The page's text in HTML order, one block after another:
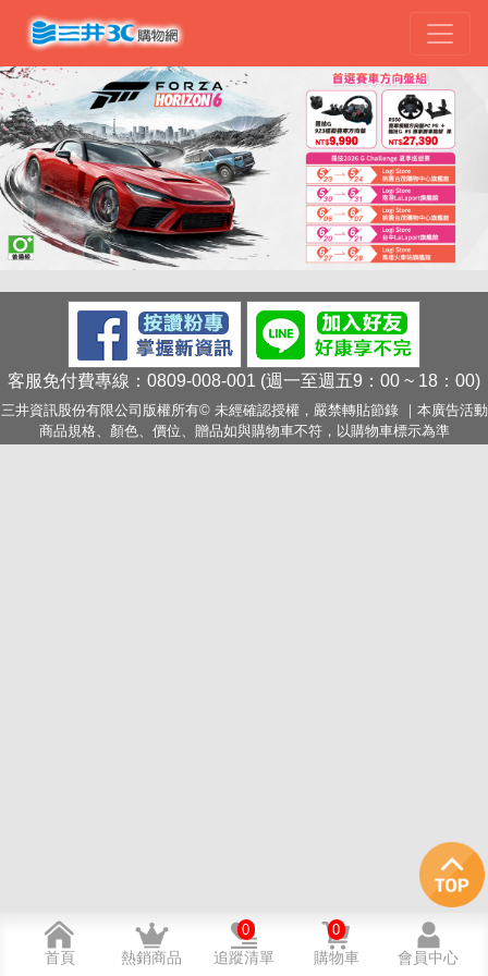
客服免付費專線：0809-008-001 (週一至週五9：00 ~ 18：00)
三井資訊股份有限公司版權所有© 未經確認授權，嚴禁轉貼節錄 ｜本廣告活動
商品規格、顏色、價位、贈品如與購物車不符，以購物車標示為準
首頁 熱銷商品 追蹤清單
0
購物車
0
會員中心